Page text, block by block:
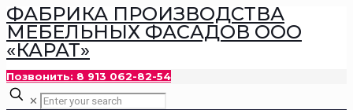
ФАБРИКА ПРОИЗВОДСТВА
МЕБЕЛЬНЫХ ФАСАДОВ ООО
«КАРАТ»
Позвонить: 8 913 062-82-54
✕